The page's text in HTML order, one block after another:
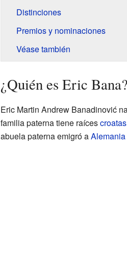
Distinciones
Premios y nominaciones
Véase también
¿Quién es Eric Bana?
Eric Martin Andrew Banadinović
familia paterna tiene raícescroatas
abuela paterna emigró aAlemania